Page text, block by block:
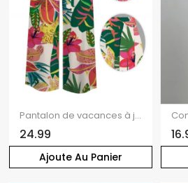
Ajoute Au Panier
Pantalon de vacances à jambes larges, imprimé floral tropical vibrant, poches et ceinture
24.99